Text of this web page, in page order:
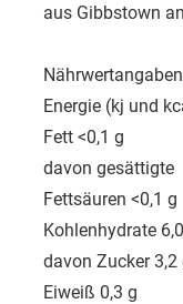
aus Gibbstown
Energie (kj und
Fett <0,1 g
davon gesättigte
Fettsäuren <0,1 g
Kohlenhydrate
davon Zucker 3,2
Eiweiß 0,3 g